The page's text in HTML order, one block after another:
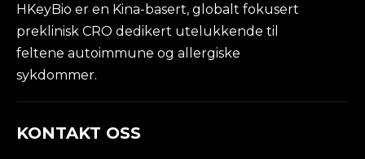
HKeyBio er en Kina-basert, globalt fokusert
preklinisk CRO dedikert utelukkende til
feltene autoimmune og allergiske
sykdommer.
KONTAKT OSS